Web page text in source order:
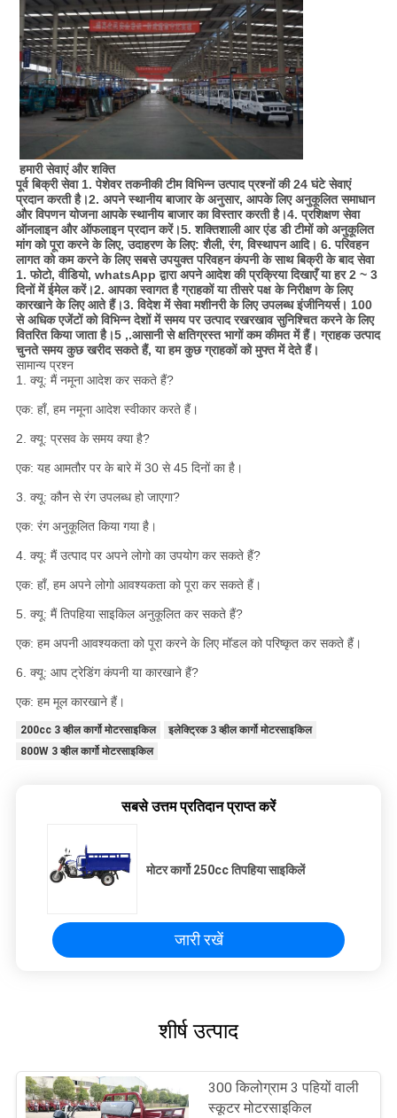
हमारी सेवाएं और शक्ति
पूर्व बिक्री सेवा 1. पेशेवर तकनीकी टीम विभिन्न उत्पाद प्रश्नों की 24 घंटे सेवाएं
प्रदान करती है।2. अपने स्थानीय बाजार के अनुसार, आपके लिए अनुकूलित समाधान
और विपणन योजना आपके स्थानीय बाजार का विस्तार करती है।4. प्रशिक्षण सेवा
ऑनलाइन और ऑफलाइन प्रदान करें।5. शक्तिशाली आर एंड डी टीमों को अनुकूलित
मांग को पूरा करने के लिए, उदाहरण के लिए: शैली, रंग, विस्थापन आदि। 6. परिवहन
लागत को कम करने के लिए सबसे उपयुक्त परिवहन कंपनी के साथ बिक्री के बाद सेवा
1. फोटो, वीडियो, whatsApp द्वारा अपने आदेश की प्रक्रिया दिखाएँ या हर 2 ~ 3
दिनों में ईमेल करें।2. आपका स्वागत है ग्राहकों या तीसरे पक्ष के निरीक्षण के लिए
कारखाने के लिए आते हैं।3. विदेश में सेवा मशीनरी के लिए उपलब्ध इंजीनियर्स। 100
से अधिक एजेंटों को विभिन्न देशों में समय पर उत्पाद रखरखाव सुनिश्चित करने के लिए
वितरित किया जाता है।5 ,.आसानी से क्षतिग्रस्त भागों कम कीमत में हैं। ग्राहक उत्पाद
चुनते समय कुछ खरीद सकते हैं, या हम कुछ ग्राहकों को मुफ्त में देते हैं।
सामान्य प्रश्न
1. क्यू: मैं नमूना आदेश कर सकते हैं?
एक: हाँ, हम नमूना आदेश स्वीकार करते हैं।
2. क्यू: प्रसव के समय क्या है?
एक: यह आमतौर पर के बारे में 30 से 45 दिनों का है।
3. क्यू: कौन से रंग उपलब्ध हो जाएगा?
एक: रंग अनुकूलित किया गया है।
4. क्यू: मैं उत्पाद पर अपने लोगो का उपयोग कर सकते हैं?
एक: हाँ, हम अपने लोगो आवश्यकता को पूरा कर सकते हैं।
5. क्यू: मैं तिपहिया साइकिल अनुकूलित कर सकते हैं?
एक: हम अपनी आवश्यकता को पूरा करने के लिए मॉडल को परिष्कृत कर सकते हैं।
6. क्यू: आप ट्रेडिंग कंपनी या कारखाने हैं?
एक: हम मूल कारखाने हैं।
200cc 3 व्हील कार्गो मोटरसाइकिल
इलेक्ट्रिक 3 व्हील कार्गो मोटरसाइकिल
800W 3 व्हील कार्गो मोटरसाइकिल
सबसे उत्तम प्रतिदान प्राप्त करें
मोटर कार्गो 250cc तिपहिया साइकिलें
जारी रखें
शीर्ष उत्पाद
300 किलोग्राम 3 पहियों वाली
स्कूटर मोटरसाइकिल